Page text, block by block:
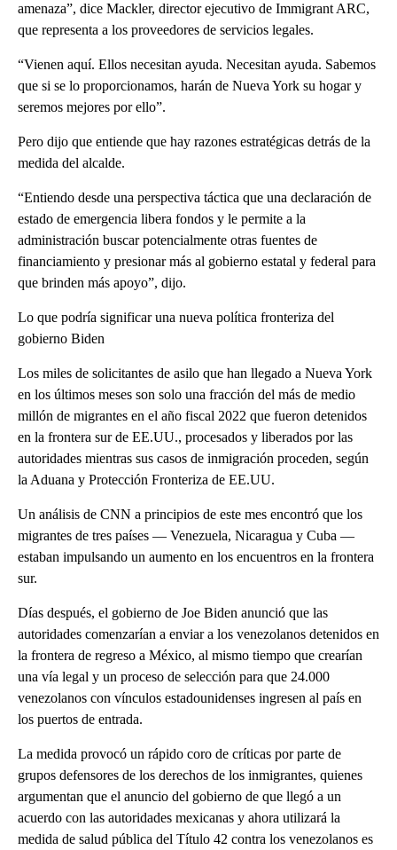
amenaza”, dice Mackler, director ejecutivo de Immigrant ARC,
que representa a los proveedores de servicios legales.
“Vienen aquí. Ellos necesitan ayuda. Necesitan ayuda. Sabemos
que si se lo proporcionamos, harán de Nueva York su hogar y
seremos mejores por ello”.
Pero dijo que entiende que hay razones estratégicas detrás de la
medida del alcalde.
“Entiendo desde una perspectiva táctica que una declaración de
estado de emergencia libera fondos y le permite a la
administración buscar potencialmente otras fuentes de
financiamiento y presionar más al gobierno estatal y federal para
que brinden más apoyo”, dijo.
Lo que podría significar una nueva política fronteriza del
gobierno Biden
Los miles de solicitantes de asilo que han llegado a Nueva York
en los últimos meses son solo una fracción del más de medio
millón de migrantes en el año fiscal 2022 que fueron detenidos
en la frontera sur de EE.UU., procesados ​​y liberados por las
autoridades mientras sus casos de inmigración proceden, según
la Aduana y Protección Fronteriza de EE.UU.
Un análisis de CNN a principios de este mes encontró que los
migrantes de tres países — Venezuela, Nicaragua y Cuba —
estaban impulsando un aumento en los encuentros en la frontera
sur.
Días después, el gobierno de Joe Biden anunció que las
autoridades comenzarían a enviar a los venezolanos detenidos en
la frontera de regreso a México, al mismo tiempo que crearían
una vía legal y un proceso de selección para que 24.000
venezolanos con vínculos estadounidenses ingresen al país en
los puertos de entrada.
La medida provocó un rápido coro de críticas por parte de
grupos defensores de los derechos de los inmigrantes, quienes
argumentan que el anuncio del gobierno de que llegó a un
acuerdo con las autoridades mexicanas y ahora utilizará la
medida de salud pública del Título 42 contra los venezolanos es